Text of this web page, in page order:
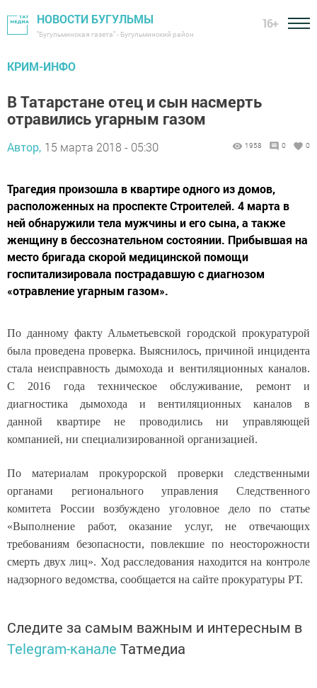
НОВОСТИ БУГУЛЬМЫ
"Бугульминская газета" - Бугульминский район
16+
КРИМ-ИНФО
В Татарстане отец и сын насмерть
отравились угарным газом
Автор, 15 марта 2018 - 05:30 1958 0 0
Трагедия произошла в квартире одного из домов,
расположенных на проспекте Строителей. 4 марта в
ней обнаружили тела мужчины и его сына, а также
женщину в бессознательном состоянии. Прибывшая на
место бригада скорой медицинской помощи
госпитализировала пострадавшую с диагнозом
«отравление угарным газом».
По данному факту Альметьевской городской прокуратурой
была проведена проверка. Выяснилось, причиной инцидента
стала неисправность дымохода и вентиляционных каналов.
С 2016 года техническое обслуживание, ремонт и
диагностика дымохода и вентиляционных каналов в
данной квартире не проводились ни управляющей
компанией, ни специализированной организацией.
По материалам прокурорской проверки следственными
органами регионального управления Следственного
комитета России возбуждено уголовное дело по статье
«Выполнение работ, оказание услуг, не отвечающих
требованиям безопасности, повлекшие по неосторожности
смерть двух лиц». Ход расследования находится на контроле
надзорного ведомства, сообщается на сайте прокуратуры РТ.
Следите за самым важным и интересным в
Telegram-канале Татмедиа